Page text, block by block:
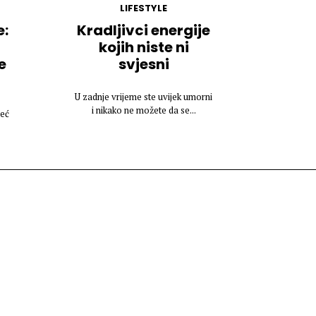
LIFESTYLE
Kradljivci energije
kojih niste ni
svjesni
U zadnje vrijeme ste uvijek umorni
i nikako ne možete da se...